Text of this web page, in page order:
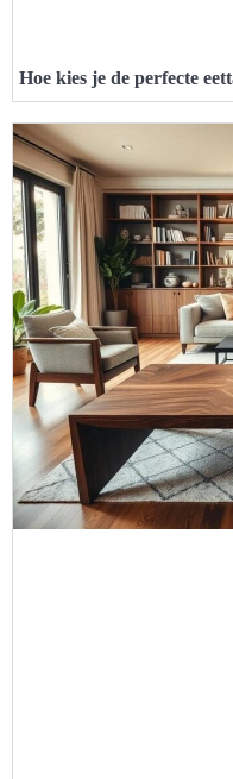
Hoe kies je de perfecte